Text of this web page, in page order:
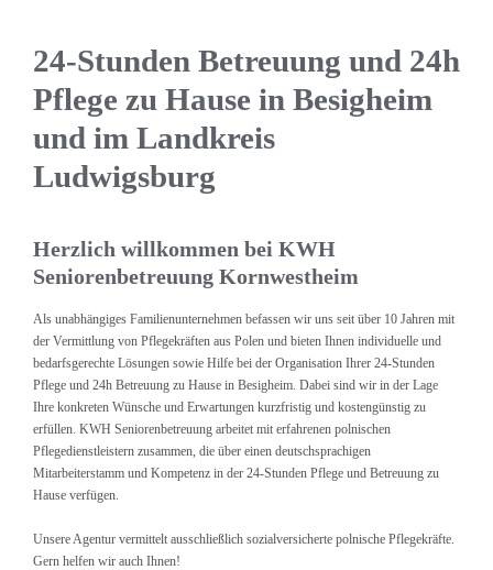
24-Stunden Betreuung und 24h
Pflege zu Hause in Besigheim
und im Landkreis
Ludwigsburg
Herzlich willkommen bei KWH
Seniorenbetreuung Kornwestheim
Als unabhängiges Familienunternehmen befassen wir uns seit über 10 Jahren mit
der Vermittlung von Pflegekräften aus Polen und bieten Ihnen individuelle und
bedarfsgerechte Lösungen sowie Hilfe bei der Organisation Ihrer 24-Stunden
Pflege und 24h Betreuung zu Hause in Besigheim. Dabei sind wir in der Lage
Ihre konkreten Wünsche und Erwartungen kurzfristig und kostengünstig zu
erfüllen. KWH Seniorenbetreuung arbeitet mit erfahrenen polnischen
Pflegedienstleistern zusammen, die über einen deutschsprachigen
Mitarbeiterstamm und Kompetenz in der 24-Stunden Pflege und Betreuung zu
Hause verfügen.
Unsere Agentur vermittelt ausschließlich sozialversicherte polnische Pflegekräfte.
Gern helfen wir auch Ihnen!